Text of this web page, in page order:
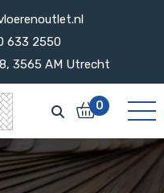
633 2550
3565 AM Utrecht
0